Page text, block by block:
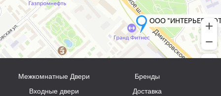
Межкомнатные Двери
Входные двери
Бренды
Доставка